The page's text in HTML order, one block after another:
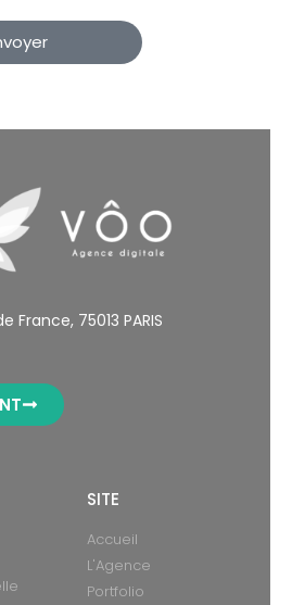
France, 75013 PARIS
SITE
Accueil
L'Agence
Portfolio